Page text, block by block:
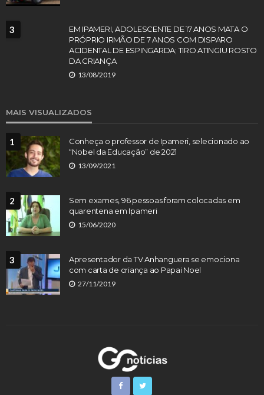
3
EM IPAMERI, ADOLESCENTE DE 17 ANOS MATA O
PRÓPRIO IRMÃO DE 7 ANOS COM DISPARO
ACIDENTAL DE ESPINGARDA; TIRO ATINGIU ROSTO
DA CRIANÇA
13/08/2019
MAIS VISUALIZADOS
1
Conheça o professor de Ipameri, selecionado ao
“Nobel da Educação” de 2021
13/09/2021
2
Sem exames, 96 pessoas foram colocadas em
quarentena em Ipameri
15/06/2020
3
Apresentador da TV Anhanguera se emociona
com carta de criança ao Papai Noel
27/11/2019